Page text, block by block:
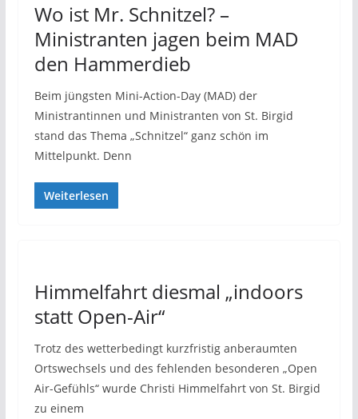
Wo ist Mr. Schnitzel? –
Ministranten jagen beim MAD
den Hammerdieb
Beim jüngsten Mini-Action-Day (MAD) der
Ministrantinnen und Ministranten von St. Birgid
stand das Thema „Schnitzel“ ganz schön im
Mittelpunkt. Denn
Weiterlesen
Himmelfahrt diesmal „indoors
statt Open-Air“
Trotz des wetterbedingt kurzfristig anberaumten
Ortswechsels und des fehlenden besonderen „Open
Air-Gefühls“ wurde Christi Himmelfahrt von St. Birgid
zu einem